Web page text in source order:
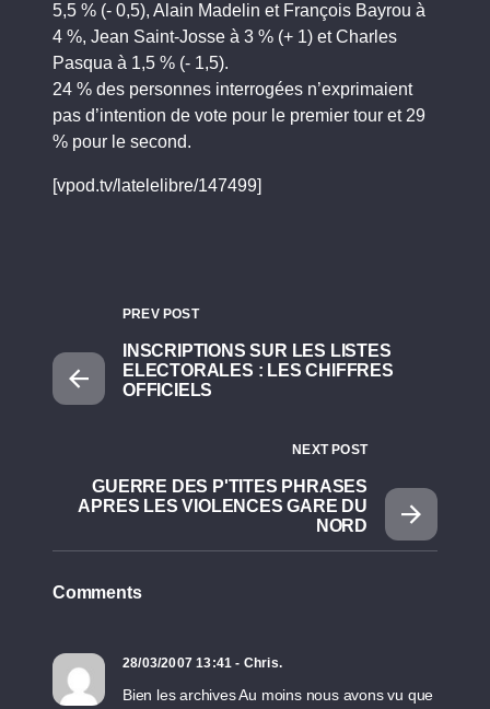
5,5 % (- 0,5), Alain Madelin et François Bayrou à
4 %, Jean Saint-Josse à 3 % (+ 1) et Charles
Pasqua à 1,5 % (- 1,5).
24 % des personnes interrogées n’exprimaient
pas d’intention de vote pour le premier tour et 29
% pour le second.
[vpod.tv/latelelibre/147499]
PREV POST
INSCRIPTIONS SUR LES LISTES
ELECTORALES : LES CHIFFRES
OFFICIELS
NEXT POST
GUERRE DES P'TITES PHRASES
APRES LES VIOLENCES GARE DU
NORD
Comments
28/03/2007 13:41 - Chris.
Bien les archives Au moins nous avons vu que